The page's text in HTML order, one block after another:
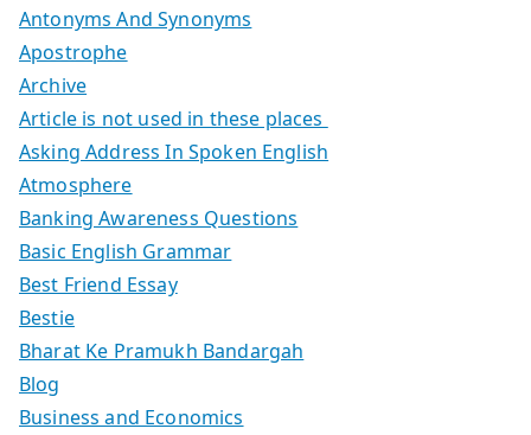
Antonyms And Synonyms
Apostrophe
Archive
Article is not used in these places
Asking Address In Spoken English
Atmosphere
Banking Awareness Questions
Basic English Grammar
Best Friend Essay
Bestie
Bharat Ke Pramukh Bandargah
Blog
Business and Economics